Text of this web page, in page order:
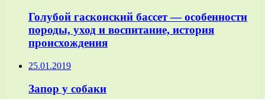
Голубой гасконский бассет — особенности
породы, уход и воспитание, история
происхождения
25.01.2019
Запор у собаки